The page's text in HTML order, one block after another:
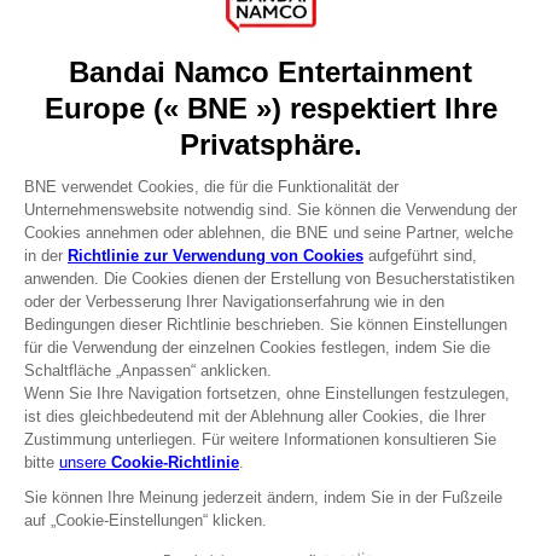
Recruitment
Licensing
DO YOU HAVE A QUESTION?
REGISTER A GAME
JOIN THE CLUB!
Terms of sales Global-e
Privacy policy Global-e
Legal documentation
Legal information
Reservation of text/data mining rights
Illicit content report
Cookie policy
Management of cookies